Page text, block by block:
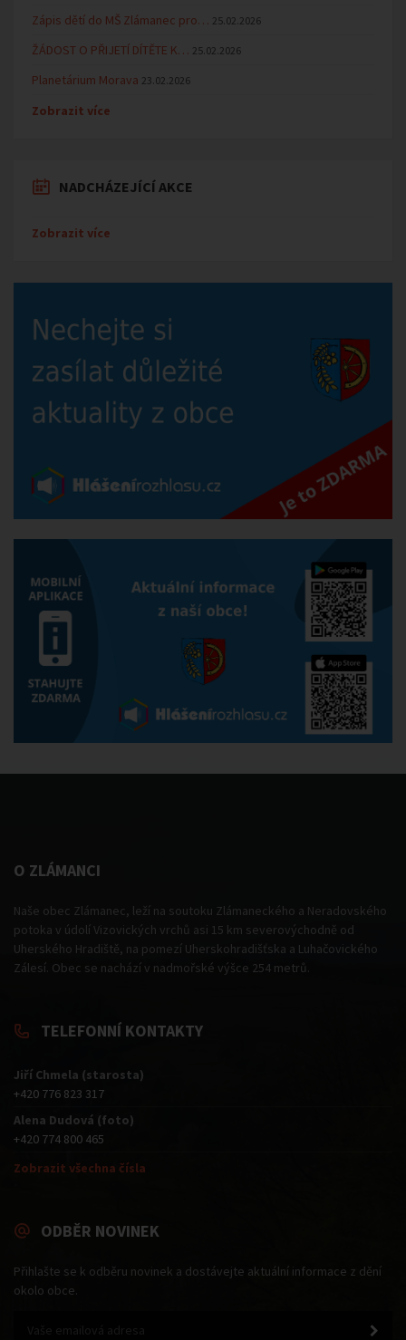
Zápis dětí do MŠ Zlámanec pro… 25.02.2026
ŽÁDOST O PŘIJETÍ DÍTĚTE K… 25.02.2026
Planetárium Morava 23.02.2026
Zobrazit více
NADCHÁZEJÍCÍ AKCE
Zobrazit více
O ZLÁMANCI
Naše obec Zlámanec, leží na soutoku Zlámaneckého a Neradovského
potoka v údolí Vizovických vrchů asi 15 km severovýchodně od
Uherského Hradiště, na pomezí Uherskohradišťska a Luhačovického
Zálesí. Obec se nachází v nadmořské výšce 254 metrů.
TELEFONNÍ KONTAKTY
Jiří Chmela (starosta)
+420 776 823 317
Alena Dudová (foto)
+420 774 800 465
Zobrazit všechna čísla
ODBĚR NOVINEK
Přihlašte se k odběru novinek a dostávejte aktuální informace z dění
okolo obce.